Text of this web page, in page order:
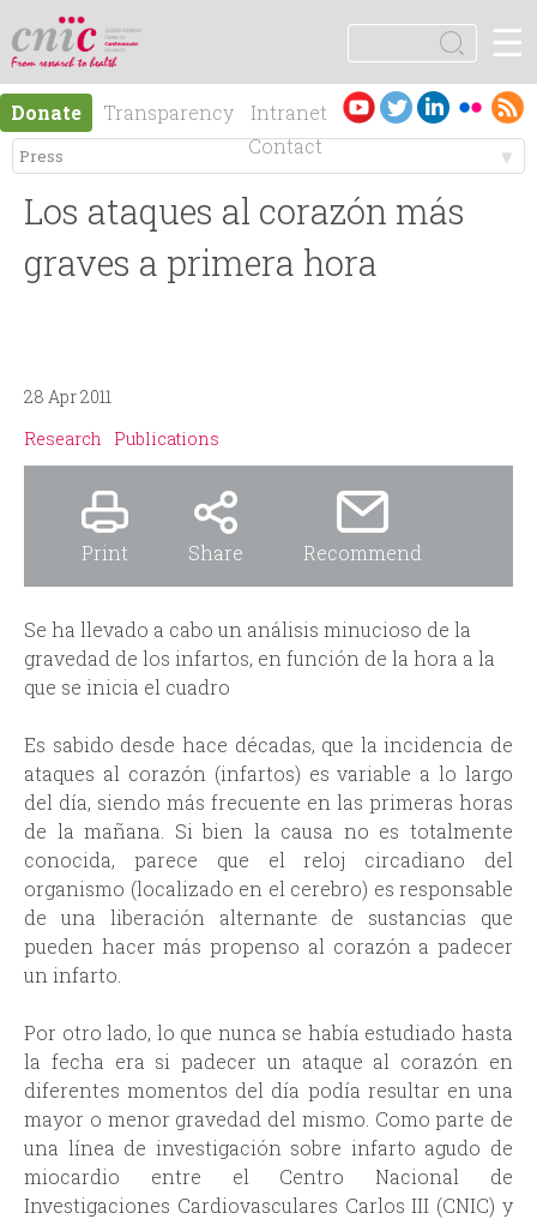
logotipo
En
gli
sh
Es
pa
ño
l
S
e
a
r
r
m
e
a
r
Donate Transparency
Intranet
Contact
☰
M
e
p
n
c
p
a
Los ataques al corazón más
graves a primera hora
28 Apr 2011
Research
Publications
Print Share Recommend
Se ha llevado a cabo un análisis minucioso de la
gravedad de los infartos, en función de la hora a la
que se inicia el cuadro
Es sabido desde hace décadas, que la incidencia de
ataques al corazón (infartos) es variable a lo largo
del día, siendo más frecuente en las primeras horas
de la mañana. Si bien la causa no es totalmente
conocida, parece que el reloj circadiano del
organismo (localizado en el cerebro) es responsable
de una liberación alternante de sustancias que
pueden hacer más propenso al corazón a padecer
un infarto.
Por otro lado, lo que nunca se había estudiado hasta
la fecha era si padecer un ataque al corazón en
diferentes momentos del día podía resultar en una
mayor o menor gravedad del mismo. Como parte de
una línea de investigación sobre infarto agudo de
miocardio entre el Centro Nacional de
Investigaciones Cardiovasculares Carlos III (CNIC) y